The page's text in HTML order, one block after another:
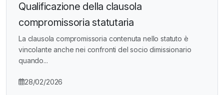
Qualificazione della clausola
compromissoria statutaria
La clausola compromissoria contenuta nello statuto è
vincolante anche nei confronti del socio dimissionario
quando...
28/02/2026